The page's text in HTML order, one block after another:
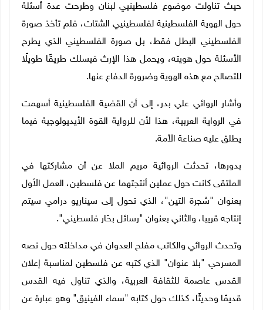
حيث تناولت موضوع فلسطينيي لبنان وطرحت عدة أسئلة
حول الهوية الفلسطينية لفلسطينيي الشتات، فلم تأخذ صورة
الفلسطيني البطل فقط، بل صورة الفلسطيني الذي يطرح
الأسئلة حول هويته، ويحمل هذا الإرث فيسلك طريقًا طويلًا
للتصالح مع هذه الهوية وضرورة الدفاع عنها.
وأشار الروائي علي بدر، إلى أن القضية الفلسطينية أسهمت
في الرواية العربية، هذا لأن للرواية القوة الأيديولوجية فيما
يطلق عليه صناعة الأمة.
بدورها، تحدثت الروائية مريم الملا عن أن مشاركتها في
الملتقى كانت حول عملين أنتجتهما عن فلسطين، العمل الأول
بعنوان "شجرة التين"، الذي تحول إلى سيناريو درامي سيتم
إنتاجه قريبا، والثاني بعنوان "رسائل بحّار فلسطيني".
وتحدث الروائي والكاتب مفلح العدوان في مداخلته حول نصه
المسرحي "بلا عنوان" الذي كتبه عن فلسطين لمناسبة إعلان
القدس عاصمة للثقافة العربية، والذي تناول فيه القدس
قديمًا وحديثًا، كذلك حول كتابه "سماء الفينيق" وهو عبارة عن